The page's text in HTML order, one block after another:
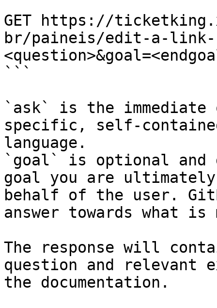
GET https://
br/paineis/edit-a-link-
```
`ask` is the
specific, self-
language.
`goal` is optional and
goal you are
behalf of the user.
answer towards what
The response will
question and relevant
the documentation.